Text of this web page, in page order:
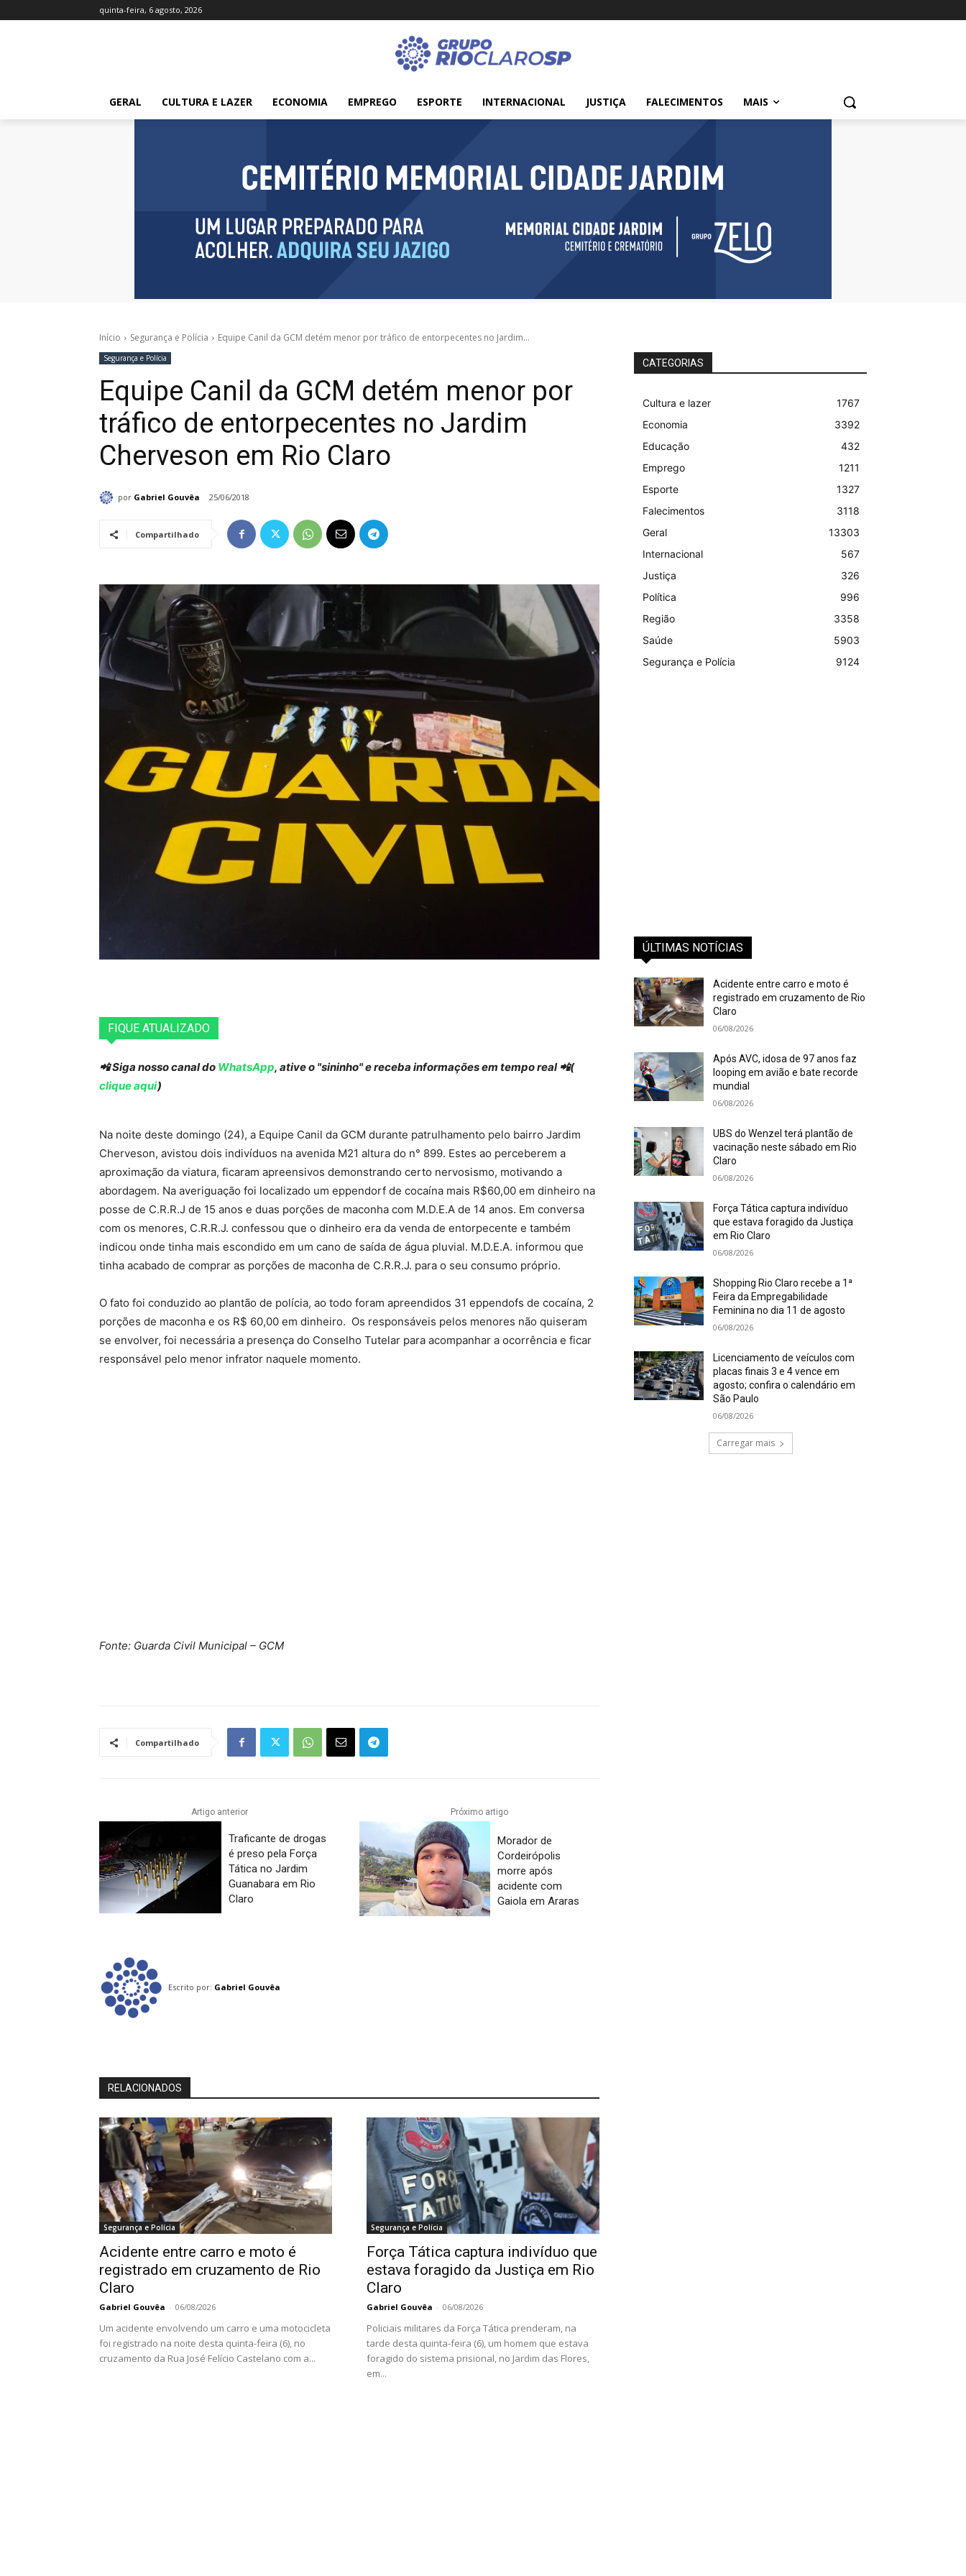
quinta-feira, 6 agosto, 2026
GERAL CULTURA E LAZER ECONOMIA EMPREGO ESPORTE INTERNACIONAL JUSTIÇA FALECIMENTOS MAIS
Início Segurança e Polícia Equipe Canil da GCM detém menor por tráfico de entorpecentes no Jardim...
Segurança e Polícia
Equipe Canil da GCM detém menor por
tráfico de entorpecentes no Jardim
Cherveson em Rio Claro
por Gabriel Gouvêa 25/06/2018
Compartilhado
FIQUE ATUALIZADO
📲 Siga nosso canal do WhatsApp, ative o "sininho" e receba informações em tempo real 📲(
clique aqui)
Na noite deste domingo (24), a Equipe Canil da GCM durante patrulhamento pelo bairro Jardim
Cherveson, avistou dois indivíduos na avenida M21 altura do n° 899. Estes ao perceberem a
aproximação da viatura, ficaram apreensivos demonstrando certo nervosismo, motivando a
abordagem. Na averiguação foi localizado um eppendorf de cocaína mais R$60,00 em dinheiro na
posse de C.R.R.J de 15 anos e duas porções de maconha com M.D.E.A de 14 anos. Em conversa
com os menores, C.R.R.J. confessou que o dinheiro era da venda de entorpecente e também
indicou onde tinha mais escondido em um cano de saída de água pluvial. M.D.E.A. informou que
tinha acabado de comprar as porções de maconha de C.R.R.J. para o seu consumo próprio.
O fato foi conduzido ao plantão de polícia, ao todo foram apreendidos 31 eppendofs de cocaína, 2
porções de maconha e os R$ 60,00 em dinheiro. Os responsáveis pelos menores não quiseram
se envolver, foi necessária a presença do Conselho Tutelar para acompanhar a ocorrência e ficar
responsável pelo menor infrator naquele momento.
Fonte: Guarda Civil Municipal – GCM
Compartilhado
Artigo anterior
Traficante de drogas
é preso pela Força
Tática no Jardim
Guanabara em Rio
Claro
Próximo artigo
Morador de
Cordeirópolis
morre após
acidente com
Gaiola em Araras
Escrito por: Gabriel Gouvêa
RELACIONADOS
Segurança e Polícia
Acidente entre carro e moto é
registrado em cruzamento de Rio
Claro
Gabriel Gouvêa - 06/08/2026
Um acidente envolvendo um carro e uma motocicleta
foi registrado na noite desta quinta-feira (6), no
cruzamento da Rua José Felício Castelano com a...
Segurança e Polícia
Força Tática captura indivíduo que
estava foragido da Justiça em Rio
Claro
Gabriel Gouvêa - 06/08/2026
Policiais militares da Força Tática prenderam, na
tarde desta quinta-feira (6), um homem que estava
foragido do sistema prisional, no Jardim das Flores,
em...
CATEGORIAS
Cultura e lazer
1767
Economia
3392
Educação
432
Emprego
1211
Esporte
1327
Falecimentos
3118
Geral
13303
Internacional
567
Justiça
326
Política
996
Região
3358
Saúde
5903
Segurança e Polícia
9124
ÚLTIMAS NOTÍCIAS
Acidente entre carro e moto é
registrado em cruzamento de Rio
Claro
06/08/2026
Após AVC, idosa de 97 anos faz
looping em avião e bate recorde
mundial
06/08/2026
UBS do Wenzel terá plantão de
vacinação neste sábado em Rio
Claro
06/08/2026
Força Tática captura indivíduo
que estava foragido da Justiça
em Rio Claro
06/08/2026
Shopping Rio Claro recebe a 1ª
Feira da Empregabilidade
Feminina no dia 11 de agosto
06/08/2026
Licenciamento de veículos com
placas finais 3 e 4 vence em
agosto; confira o calendário em
São Paulo
06/08/2026
Carregar mais